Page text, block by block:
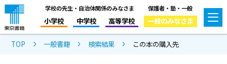
学校の先生・自治体関係のみなさま
小学校 中学校 高等学校
保護者・塾・一般
一般のみなさま
TOP 一般書籍 検索結果 この本の購入先